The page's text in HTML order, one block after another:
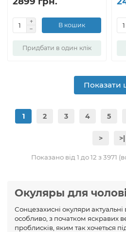
В кошик
Придбати в один клік
Показати
1 2 3 4 5
> >|
Показано від 1 до 12 з 3971
Окуляры для
Сонцезахисні окуляри
особливо, з початком яскравих
проблисків, яким так хочеться